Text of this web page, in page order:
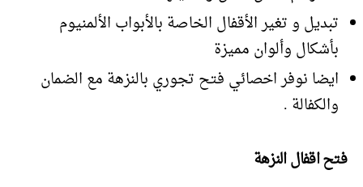
تبديل و تغير الأقفال الخاصة بالأبواب الألمنيوم
بأشكال وألوان مميزة
ايضا نوفر اخصائي فتح تجوري بالنزهة مع الضمان
والكفالة .
فتح اقفال النزهة